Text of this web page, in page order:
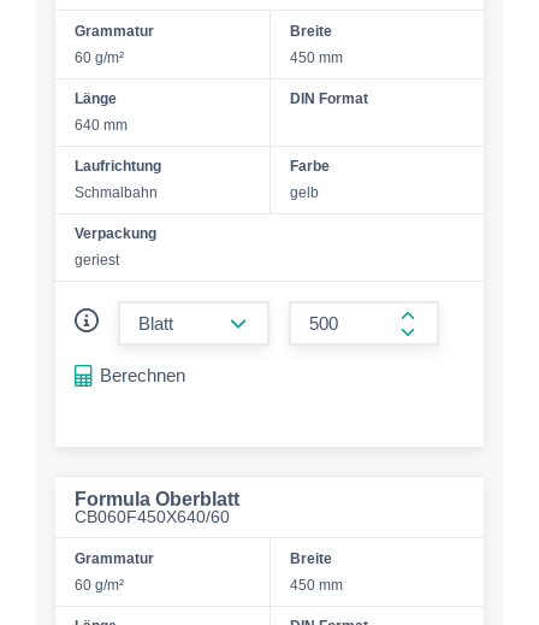
Grammatur
60 g/m²
Breite
450 mm
Länge
640 mm
DIN Format
Laufrichtung
Schmalbahn
Farbe
gelb
Verpackung
geriest
form.increase-
Berechnen
Formula Oberblatt
CB060F450X640/60
Grammatur
60 g/m²
Breite
450 mm